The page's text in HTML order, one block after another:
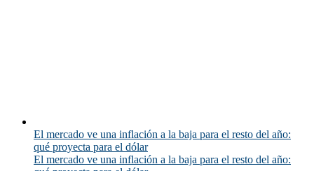
El mercado ve una inflación a la baja para el resto del año:
qué proyecta para el dólar
El mercado ve una inflación a la baja para el resto del año: